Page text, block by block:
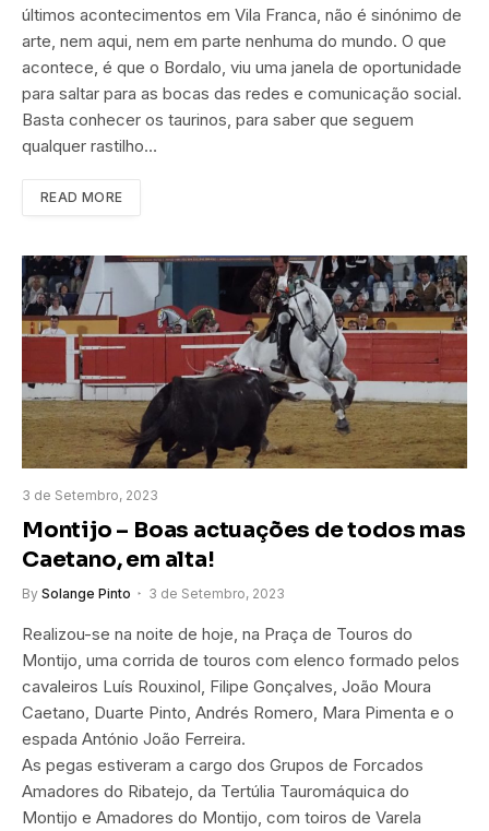
últimos acontecimentos em Vila Franca, não é sinónimo de
arte, nem aqui, nem em parte nenhuma do mundo. O que
acontece, é que o Bordalo, viu uma janela de oportunidade
para saltar para as bocas das redes e comunicação social.
Basta conhecer os taurinos, para saber que seguem
qualquer rastilho…
READ MORE
3 de Setembro, 2023
Montijo – Boas actuações de todos mas
Caetano, em alta!
By Solange Pinto 3 de Setembro, 2023
Realizou-se na noite de hoje, na Praça de Touros do
Montijo, uma corrida de touros com elenco formado pelos
cavaleiros Luís Rouxinol, Filipe Gonçalves, João Moura
Caetano, Duarte Pinto, Andrés Romero, Mara Pimenta e o
espada António João Ferreira.
As pegas estiveram a cargo dos Grupos de Forcados
Amadores do Ribatejo, da Tertúlia Tauromáquica do
Montijo e Amadores do Montijo, com toiros de Varela